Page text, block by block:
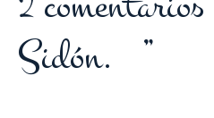
Sidón. ”